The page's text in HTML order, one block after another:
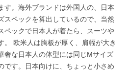
す。海外ブランドは外国人の、日本
スペックを算出しているので、当然
ペックで日本人が着たら、スーツや
。 欧米人は胸板が厚く、肩幅が大き
奢な日本人の体型には同じMサイズ
です。日本向けに、ちょっと小さめ